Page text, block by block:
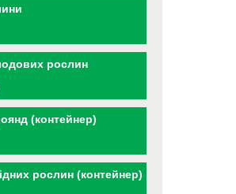
рослин
(контейнер)
рослин (контейнер)